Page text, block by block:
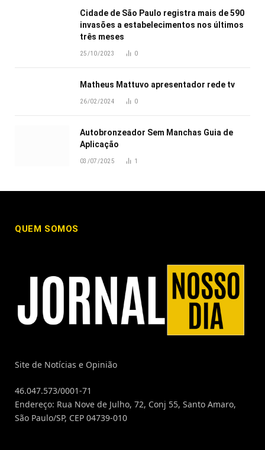
Cidade de São Paulo registra mais de 590
invasões a estabelecimentos nos últimos
três meses
25/10/2023 0
Matheus Mattuvo apresentador rede tv
26/02/2024 0
Autobronzeador Sem Manchas Guia de
Aplicação
03/07/2025 1
QUEM SOMOS
Site de Notícias e Opinião
46.047.573/0001-71
Endereço: Rua Nove de Julho, 72, Conj 55, Santo Amaro,
São Paulo/SP, CEP 04739-010